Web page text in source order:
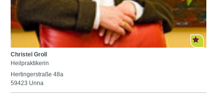
Christel Groll
Heilpraktikerin
Hertingerstraße 48a
59423 Unna